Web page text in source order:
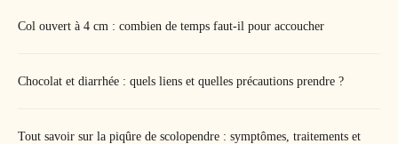
Col ouvert à 4 cm : combien de temps faut-il pour accoucher
Chocolat et diarrhée : quels liens et quelles précautions prendre ?
Tout savoir sur la piqûre de scolopendre : symptômes, traitements et